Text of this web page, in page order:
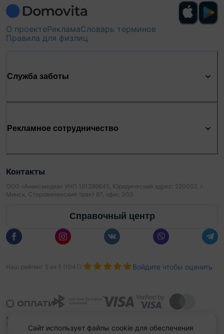
О проектеРекламаСловарь терминов
Правила для физлиц
Служба заботы
Рекламное сотрудничество
Контакты
ООО «Аниксмедиа» УНП 191299645, Юридический адрес: 220053, г.
Минск, Старовиленский тракт 87, офис 303
Справочный центр
Наш рейтинг 5 из 5 (1041 ): Войдите чтобы оценить
Сайт использует файлы cookie для обеспечения